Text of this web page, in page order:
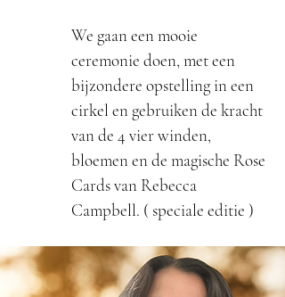
We gaan een mooie
ceremonie doen, met een
bijzondere opstelling in een
cirkel en gebruiken de kracht
van de 4 vier winden,
bloemen en de magische Rose
Cards van Rebecca
Campbell. ( speciale editie )